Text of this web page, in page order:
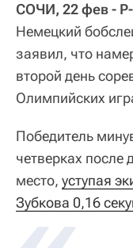
СОЧИ, 22 фев -
Немецкий
заявил, что
второй день
Олимпийских
Победитель
четверках после
место, уступая
Зубкова 0,16